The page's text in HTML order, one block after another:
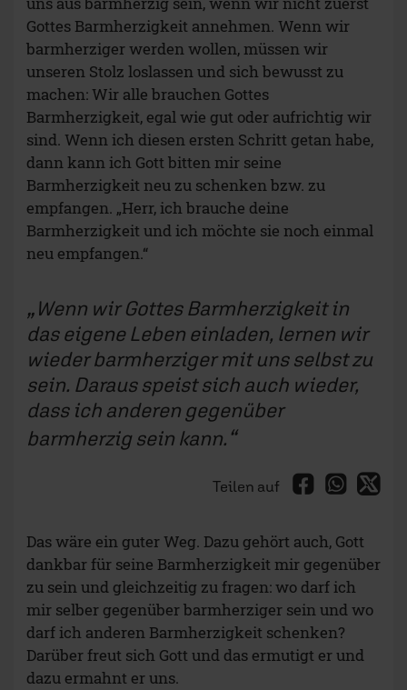
Gottes Barmherzigkeit annehmen. Wenn wir
barmherziger werden wollen, müssen wir
unseren Stolz loslassen und sich bewusst zu
machen: Wir alle brauchen Gottes
Barmherzigkeit, egal wie gut oder aufrichtig wir
sind. Wenn ich diesen ersten Schritt getan habe,
dann kann ich Gott bitten mir seine
Barmherzigkeit neu zu schenken bzw. zu
empfangen. „Herr, ich brauche deine
Barmherzigkeit und ich möchte sie noch einmal
neu empfangen.“
Wenn wir Gottes Barmherzigkeit in
das eigene Leben einladen, lernen wir
wieder barmherziger mit uns selbst zu
sein. Daraus speist sich auch wieder,
dass ich anderen gegenüber
barmherzig sein kann.
Teilen auf
Das wäre ein guter Weg. Dazu gehört auch, Gott
dankbar für seine Barmherzigkeit mir gegenüber
zu sein und gleichzeitig zu fragen: wo darf ich
mir selber gegenüber barmherziger sein und wo
darf ich anderen Barmherzigkeit schenken?
Darüber freut sich Gott und das ermutigt er und
dazu ermahnt er uns.